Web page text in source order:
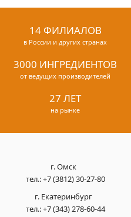
14 ФИЛИАЛОВ
в России и других странах
3000 ИНГРЕДИЕНТОВ
от ведущих производителей
27 ЛЕТ
на рынке
г. Омск
тел.:+7 (3812) 30-27-80
г. Екатеринбург
тел.:+7 (343) 278-60-44